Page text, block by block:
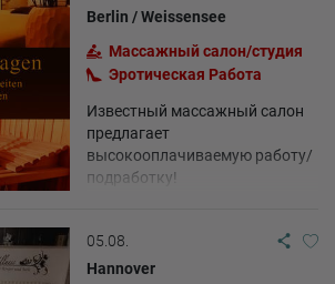
Berlin / Weissensee
Массажный салон/студия
Эротическая Pабота
Известный массажный салон
предлагает
высокооплачиваемую работу/
подработку!
05.08.
Hannover